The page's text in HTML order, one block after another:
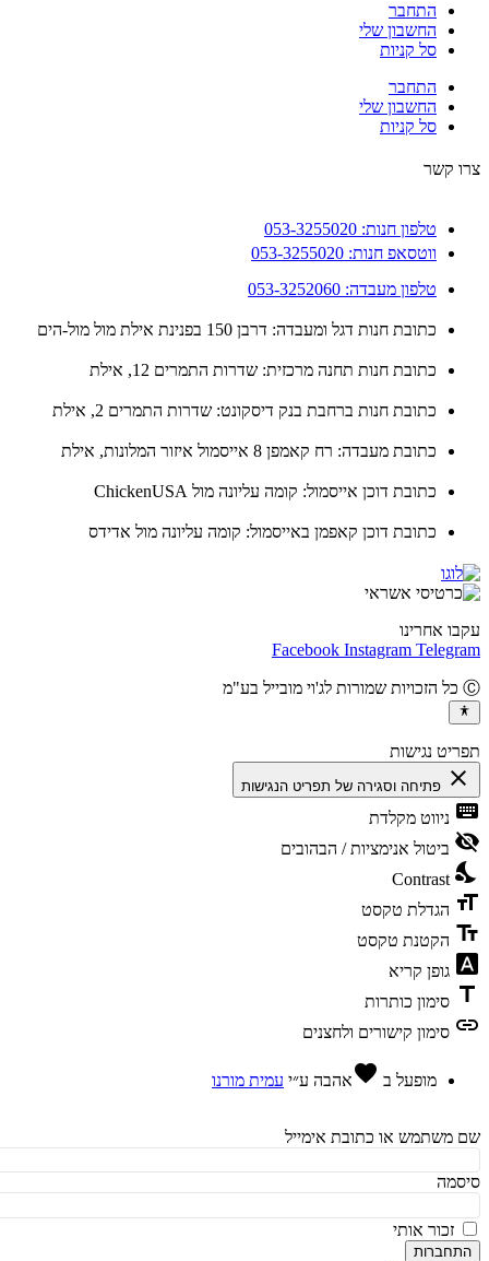
התחבר
החשבון שלי
סל קניות
התחבר
החשבון שלי
סל קניות
קשר
טלפון חנות: 053-3255020
ווטסאפ חנות: 053-3255020
טלפון מעבדה: 053-3252060
כתובת חנות דגל ומעבדה: דרבן 150 בפנינת אילת מול מול-הים
כתובת חנות תחנה מרכזית: שדרות התמרים 12, אילת
כתובת חנות ברחבת בנק דיסקונט: שדרות התמרים 2, אילת
כתובת מעבדה: רח קאמפן 8 אייסמול איזור המלונות, אילת
כתובת דוכן אייסמול: קומה עליונה מול ChickenUSA
כתובת דוכן קאפמן באייסמול: קומה עליונה מול אדידס
אחרינו
Facebook Instagram
נגישות
פתיחה וסגירה של תפריט הנגישות
ניווט מקלדת
ביטול אנימציות / הבהובים
Contrast
הגדלת טקסט
הקטנת טקסט
גופן קריא
סימון כותרות
סימון קישורים ולחצנים
מופעל בfavorite אהבהע״י עמית מורנו
או כתובת אימייל
זכור אותי